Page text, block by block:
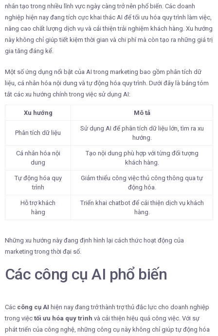
nhân tạo trong nhiều lĩnh vực ngày càng trở nên phổ biến. Các doanh
nghiệp hiện nay đang tích cực khai thác AI để tối ưu hóa quy trình làm việc,
nâng cao chất lượng dịch vụ và cải thiện trải nghiệm khách hàng. Xu hướng
này không chỉ giúp tiết kiệm thời gian và chi phí mà còn tạo ra những giá trị
gia tăng đáng kể.
Một số ứng dụng nổi bật của AI trong marketing bao gồm phân tích dữ
liệu, cá nhân hóa nội dung và tự động hóa quy trình. Dưới đây là bảng tóm
tắt các xu hướng chính trong việc sử dụng AI:
Xu hướng Mô tả
Phân tích dữ liệu
Sử dụng AI để phân tích dữ liệu lớn, tìm ra xu
hướng.
Cá nhân hóa nội
dung
Tạo nội dung phù hợp với từng đối tượng
khách hàng.
Tự động hóa quy
trình
Giảm thiểu công việc thủ công thông qua tự
động hóa.
Hỗ trợ khách
hàng
Triển khai chatbot để cải thiện dịch vụ khách
hàng.
Những xu hướng này đang định hình lại cách thức hoạt động của
marketing trong thời đại số.
Các công cụ AI phổ biến
Các công cụ AI hiện nay đang trở thành trợ thủ đắc lực cho doanh nghiệp
trong việc tối ưu hóa quy trình và cải thiện hiệu quả công việc. Với sự
phát triển của công nghệ, những công cụ này không chỉ giúp tự động hóa